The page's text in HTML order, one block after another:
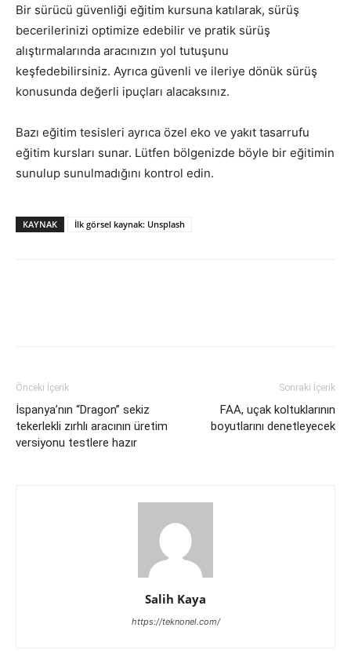
Bir sürücü güvenliği eğitim kursuna katılarak, sürüş
becerilerinizi optimize edebilir ve pratik sürüş
alıştırmalarında aracınızın yol tutuşunu
keşfedebilirsiniz. Ayrıca güvenli ve ileriye dönük sürüş
konusunda değerli ipuçları alacaksınız.
Bazı eğitim tesisleri ayrıca özel eko ve yakıt tasarrufu
eğitim kursları sunar. Lütfen bölgenizde böyle bir eğitimin
sunulup sunulmadığını kontrol edin.
KAYNAK İlk görsel kaynak: Unsplash
Önceki İçerik
İspanya’nın “Dragon” sekiz
tekerlekli zırhlı aracının üretim
versiyonu testlere hazır
Sonraki İçerik
FAA, uçak koltuklarının
boyutlarını denetleyecek
Salih Kaya
https://teknonel.com/